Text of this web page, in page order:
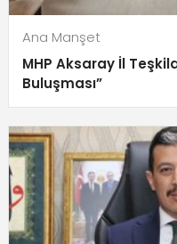
Ana Manşet
MHP Aksaray İl
Buluşması”